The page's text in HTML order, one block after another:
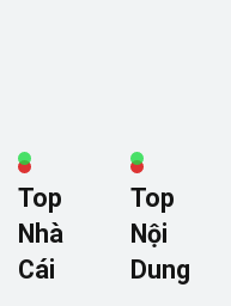
Top
Nhà
Cái
Top
Nội
Dung